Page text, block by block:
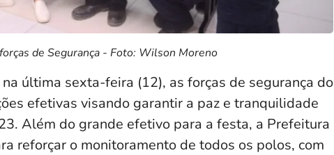
de Segurança - Foto: Wilson Moreno
última sexta-feira (12), as forças de segurança do
efetivas visando garantir a paz e tranquilidade
Além do grande efetivo para a festa, a Prefeitura
reforçar o monitoramento de todos os polos, com